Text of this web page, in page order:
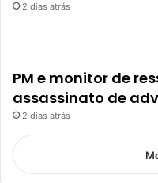
2 dias atrás
PM e monitor de
assassinato de
2 dias atrás